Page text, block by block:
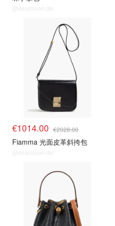
@dealmoon.de
€1014.00 €2028.00
Fiamma 光面皮革斜挎包
@dealmoon.de